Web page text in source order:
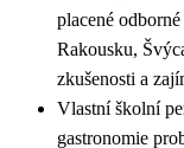
placené
Rakousku,
zkušenosti a
Vlastní školní
gastronomie